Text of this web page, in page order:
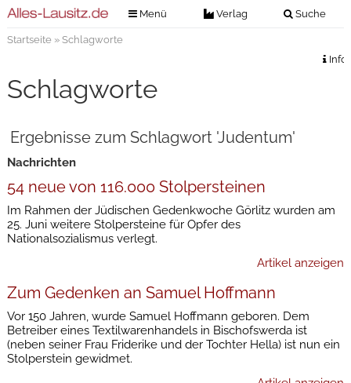
Menü Verlag Suche
Verlag
Kontakt
Anzeigenannahme
Digitale Ausgaben
Startseite» Schlagworte
Info
Schlagworte
Ergebnisse zum Schlagwort 'Judentum'
Nachrichten
54 neue von 116.000 Stolpersteinen
Im Rahmen der Jüdischen Gedenkwoche Görlitz wurden am
25. Juni weitere Stolpersteine für Opfer des
Nationalsozialismus verlegt.
Artikel anzeigen
Zum Gedenken an Samuel Hoffmann
Vor 150 Jahren, wurde Samuel Hoffmann geboren. Dem
Betreiber eines Textilwarenhandels in Bischofswerda ist
(neben seiner Frau Friderike und der Tochter Hella) ist nun ein
Stolperstein gewidmet.